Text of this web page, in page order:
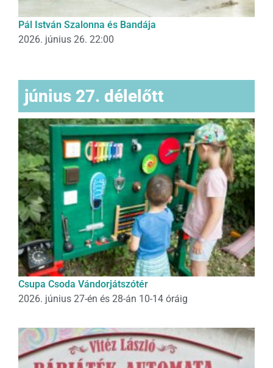
Pál István Szalonna és Bandája
2026. június 26. 22:00
június 27. délelőtt
Csupa Csoda Vándorjátszótér
2026. június 27-én és 28-án 10-14 óráig